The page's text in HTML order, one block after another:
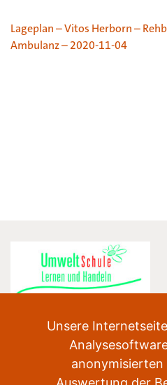
Lageplan – Vitos Herborn –
Ambulanz – 2020-11-04
Unsere